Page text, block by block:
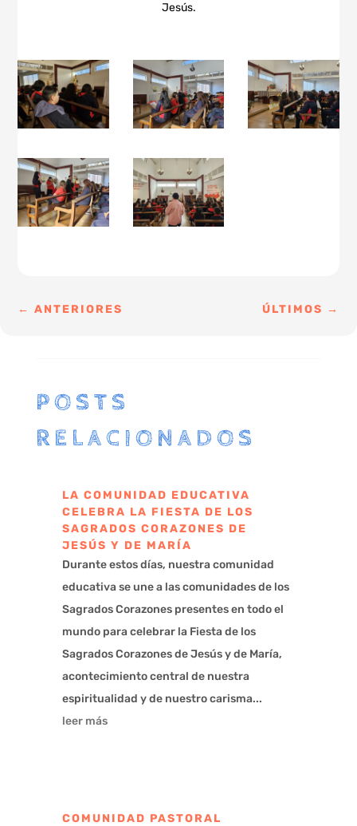
Jesús.
←ANTERIORES ÚLTIMOS →
POSTS
RELACIONADOS
LA COMUNIDAD EDUCATIVA
CELEBRA LA FIESTA DE LOS
SAGRADOS CORAZONES DE
JESÚS Y DE MARÍA
Durante estos días, nuestra comunidad
educativa se une a las comunidades de los
Sagrados Corazones presentes en todo el
mundo para celebrar la Fiesta de los
Sagrados Corazones de Jesús y de María,
acontecimiento central de nuestra
espiritualidad y de nuestro carisma...
leer más
COMUNIDAD PASTORAL